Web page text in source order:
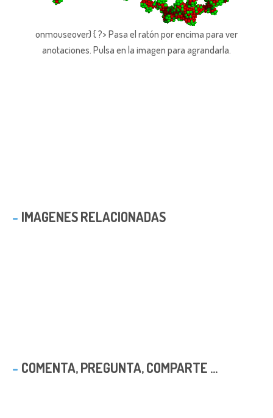
onmouseover) { ?> Pasa el ratón por encima para ver
anotaciones. Pulsa en la imagen para agrandarla.
IMAGENES RELACIONADAS
COMENTA, PREGUNTA, COMPARTE ...